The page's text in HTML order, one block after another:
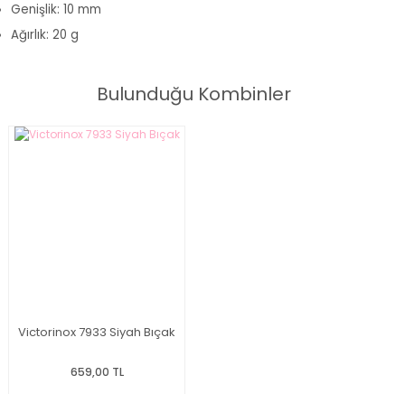
Genişlik: 10 mm
Ağırlık: 20 g
Bulunduğu Kombinler
Victorinox 7933 Siyah Bıçak
659,00 TL